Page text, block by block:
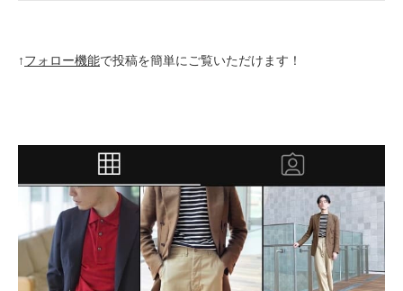
↑フォロー機能で投稿を簡単にご覧いただけます！